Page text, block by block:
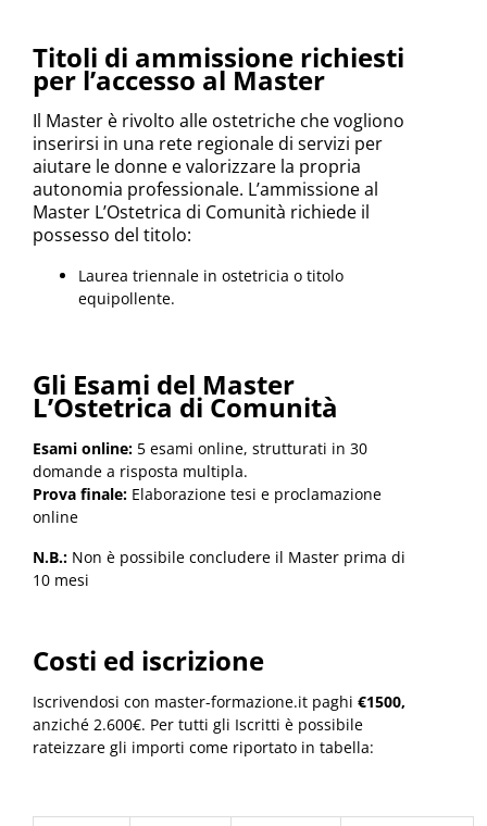
Titoli di ammissione richiesti
per l’accesso al Master
Il Master è rivolto alle ostetriche che vogliono
inserirsi in una rete regionale di servizi per
aiutare le donne e valorizzare la propria
autonomia professionale. L’ammissione al
Master L’Ostetrica di Comunità richiede il
possesso del titolo:
Laurea triennale in ostetricia o titolo
equipollente.
Gli Esami del Master
L’Ostetrica di Comunità
Esami online: 5 esami online, strutturati in 30
domande a risposta multipla.
Prova finale: Elaborazione tesi e proclamazione
online
N.B.: Non è possibile concludere il Master prima di
10 mesi
Costi ed iscrizione
Iscrivendosi con master-formazione.it paghi €1500,
anziché 2.600€. Per tutti gli Iscritti è possibile
rateizzare gli importi come riportato in tabella: